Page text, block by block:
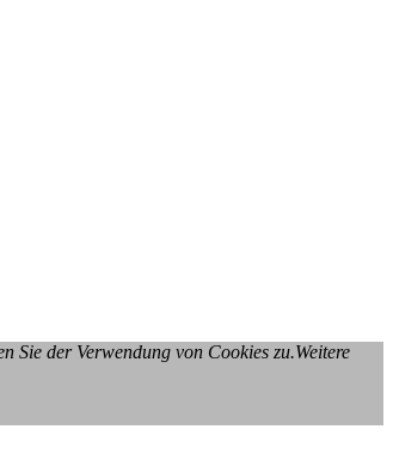
Sie der Verwendung von Cookies zu.Weitere